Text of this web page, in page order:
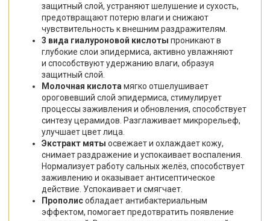
защитный слой, устраняют шелушение и сухость,
предотвращают потерю влаги и снижают
чувствительность к внешним раздражителям.
3 вида гиалуроновой кислоты проникают в
глубокие слои эпидермиса, активно увлажняют
и способствуют удержанию влаги, образуя
защитный слой.
Молочная кислота мягко отшелушивает
ороговевший слой эпидермиса, стимулирует
процессы заживления и обновления, способствует
синтезу церамидов. Разглаживает микрорельеф,
улучшает цвет лица.
Экстракт мяты освежает и охлаждает кожу,
снимает раздражение и успокаивает воспаления.
Нормализует работу сальных желёз, способствует
заживлению и оказывает антисептическое
действие. Успокаивает и смягчает.
Прополисобладает антибактериальным
эффектом, помогает предотвратить появление